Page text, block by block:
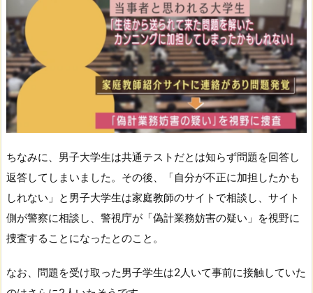
ちなみに、男子大学生は共通テストだとは知らず問題を回答し
返答してしまいました。その後、「自分が不正に加担したかも
しれない」と男子大学生は家庭教師のサイトで相談し、サイト
側が警察に相談し、警視庁が「偽計業務妨害の疑い」を視野に
捜査することになったとのこと。
なお、問題を受け取った男子学生は2人いて事前に接触していた